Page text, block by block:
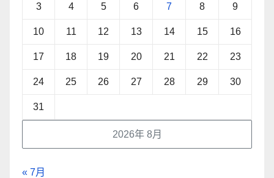
2026年 8月
3 4 5 6 7 8 9
10 11 12 13 14 15 16
17 18 19 20 21 22 23
24 25 26 27 28 29 30
31
« 7月